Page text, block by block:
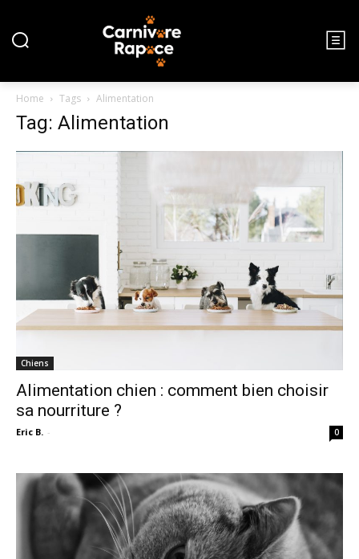
Home Tags Alimentation
Tag: Alimentation
Chiens
Alimentation chien : comment bien choisir
sa nourriture ?
Eric B. - 0